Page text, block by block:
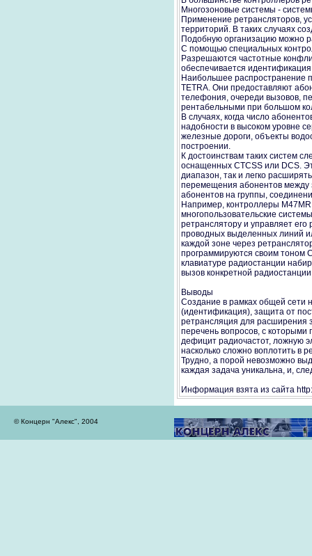
Многозоновые системы -
Применение ретрансляторов,
территорий. В таких случаях
Подобную организацию можно
С помощью специальных
Разрешаются частотные
обеспечивается
Наибольшее распространение
TETRA. Они предоставляют
телефония, очереди вызовов,
рентабельными при большом
В случаях, когда число
надобности в высоком уровне
железные дороги, объекты
построении.
К достоинствам таких систем
оснащенных CTCSS или DCS.
диапазон, так и легко
перемещения абонентов между
абонентов на группы,
Например, контроллеры М47МR,
многопользовательские
ретранслятору и управляет
проводных выделенных линий
каждой зоне через
программируются своим тоном
клавиатуре радиостанции
вызов конкретной
Выводы
Создание в рамках общей сети
(идентификация), защита от
ретрансляция для расширения
перечень вопросов, с которыми
дефицит радиочастот, ложную
насколько сложно воплотить в
Трудно, а порой невозможно
каждая задача уникальна, и,
Информация взята из сайта
© Концерн "Алекс", 2004